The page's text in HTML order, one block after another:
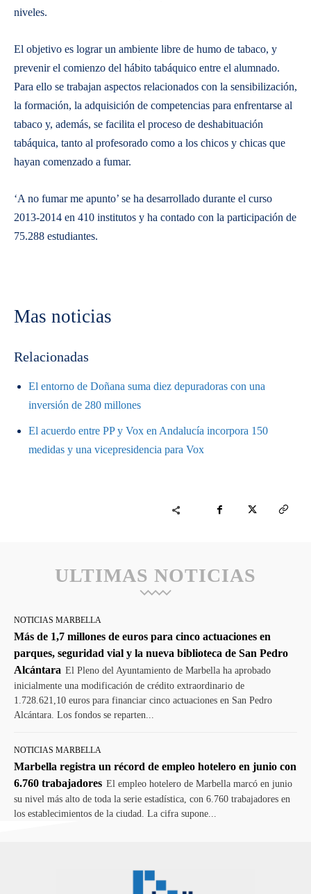
niveles.
El objetivo es lograr un ambiente libre de humo de tabaco, y
prevenir el comienzo del hábito tabáquico entre el alumnado.
Para ello se trabajan aspectos relacionados con la sensibilización,
la formación, la adquisición de competencias para enfrentarse al
tabaco y, además, se facilita el proceso de deshabituación
tabáquica, tanto al profesorado como a los chicos y chicas que
hayan comenzado a fumar.
‘A no fumar me apunto’ se ha desarrollado durante el curso
2013-2014 en 410 institutos y ha contado con la participación de
75.288 estudiantes.
Mas noticias
Relacionadas
El entorno de Doñana suma diez depuradoras con una
inversión de 280 millones
El acuerdo entre PP y Vox en Andalucía incorpora 150
medidas y una vicepresidencia para Vox
ULTIMAS NOTICIAS
NOTICIAS MARBELLA
Más de 1,7 millones de euros para cinco actuaciones en
parques, seguridad vial y la nueva biblioteca de San Pedro
Alcántara El Pleno del Ayuntamiento de Marbella ha aprobado
inicialmente una modificación de crédito extraordinario de
1.728.621,10 euros para financiar cinco actuaciones en San Pedro
Alcántara. Los fondos se reparten...
NOTICIAS MARBELLA
Marbella registra un récord de empleo hotelero en junio con
6.760 trabajadores El empleo hotelero de Marbella marcó en junio
su nivel más alto de toda la serie estadística, con 6.760 trabajadores en
los establecimientos de la ciudad. La cifra supone...